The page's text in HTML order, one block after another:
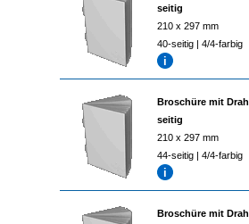
seitig
210 x 297 mm
40-seitig | 4/4-farbig
Broschüre mit
seitig
210 x 297 mm
44-seitig | 4/4-farbig
Broschüre mit